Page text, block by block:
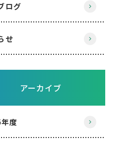
ログ
せ
アーカイブ
度